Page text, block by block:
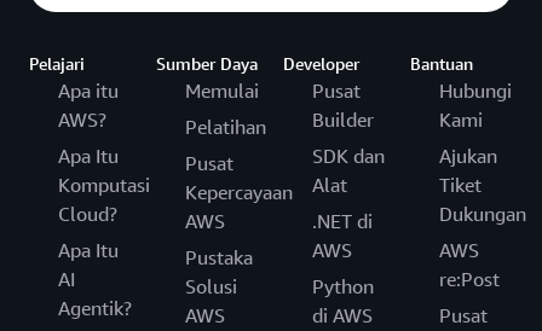
Pelajari
Apa itu
AWS?
Apa Itu
Komputasi
Cloud?
Apa Itu
AI
Agentik?
Sumber Daya
Memulai
Pelatihan
Pusat
Kepercayaan
AWS
Pustaka
Solusi
AWS
Developer
Pusat
Builder
SDK dan
Alat
.NET di
AWS
Python
di AWS
Bantuan
Hubungi
Kami
Ajukan
Tiket
Dukungan
AWS
re:Post
Pusat